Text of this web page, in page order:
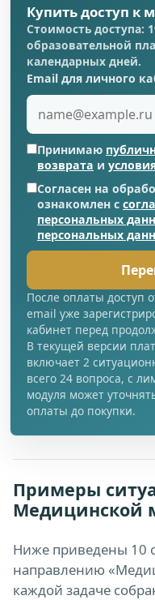
Купить доступ к
Стоимость доступа:
образовательной
календарных дней.
Email для личного
Принимаю
возврата и
Согласен на
ознакомлен с
персональных
персональных
После оплаты доступ
email уже
кабинет перед
В текущей версии
включает 2
всего 24 вопроса, с
модуля может
оплаты до покупки.
Примеры
Медицинской
Ниже приведены 10
направлению
каждой задаче